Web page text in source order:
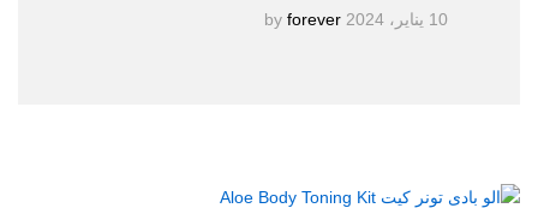
10 يناير، 2024 forever